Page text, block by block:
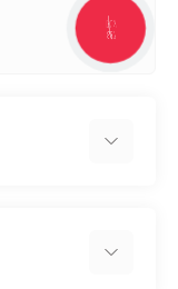
КНОПКА
ЗВ'ЯЗКУ